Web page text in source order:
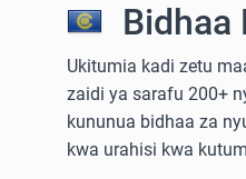
Bidhaa
Ukitumia kadi zetu
zaidi ya sarafu 200+
kununua bidhaa za
kwa urahisi kwa